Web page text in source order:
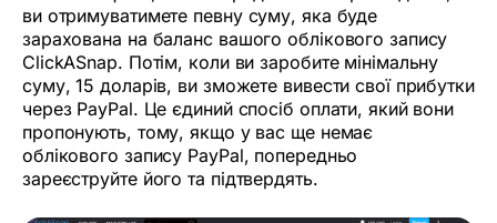
ви отримуватимете певну суму, яка буде
зарахована на баланс вашого облікового запису
ClickASnap. Потім, коли ви заробите мінімальну
суму, 15 доларів, ви зможете вивести свої прибутки
через PayPal. Це єдиний спосіб оплати, який вони
пропонують, тому, якщо у вас ще немає
облікового запису PayPal, попередньо
зареєструйте його та підтвердять.